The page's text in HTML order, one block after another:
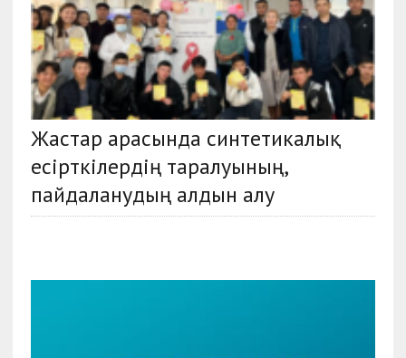
Жастар арасында синтетикалық
есірткілердің таралуының,
пайдаланудың алдын алу